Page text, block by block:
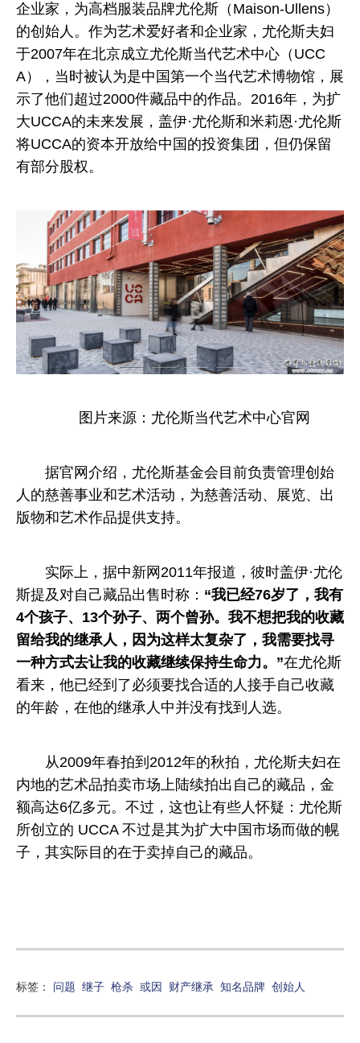
企业家，为高档服装品牌尤伦斯（Maison-Ullens）
的创始人。作为艺术爱好者和企业家，尤伦斯夫妇
于2007年在北京成立尤伦斯当代艺术中心（UCC
A），当时被认为是中国第一个当代艺术博物馆，展
示了他们超过2000件藏品中的作品。2016年，为扩
大UCCA的未来发展，盖伊·尤伦斯和米莉恩·尤伦斯
将UCCA的资本开放给中国的投资集团，但仍保留
有部分股权。
图片来源：尤伦斯当代艺术中心官网
据官网介绍，尤伦斯基金会目前负责管理创始
人的慈善事业和艺术活动，为慈善活动、展览、出
版物和艺术作品提供支持。
实际上，据中新网2011年报道，彼时盖伊·尤伦
斯提及对自己藏品出售时称： “我已经76岁了，我有
4个孩子、13个孙子、两个曾孙。 我不想把我的收藏
留给我的继承人， 因为这样太复杂了，我需要找寻
一种方式去让我的收藏继续保持生命力。”在尤伦斯
看来，他已经到了必须要找合适的人接手自己收藏
的年龄，在他的继承人中并没有找到人选。
从2009年春拍到2012年的秋拍，尤伦斯夫妇在
内地的艺术品拍卖市场上陆续拍出自己的藏品，金
额高达6亿多元。不过，这也让有些人怀疑：尤伦斯
所创立的 UCCA 不过是其为扩大中国市场而做的幌
子，其实际目的在于卖掉自己的藏品。
标签： 问题 继子 枪杀 或因 财产继承 知名品牌 创始人